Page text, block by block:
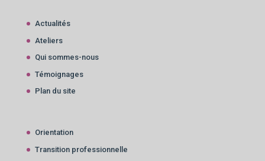
Actualités
Ateliers
Qui sommes-nous
Témoignages
Plan du site
Orientation
Transition professionnelle